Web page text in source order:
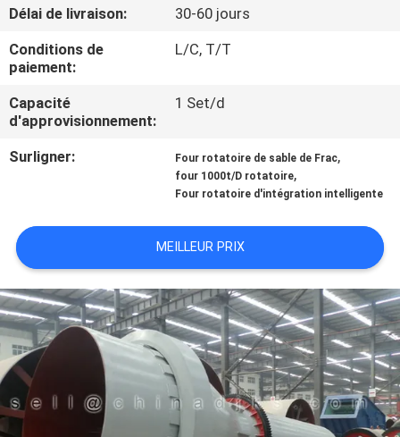
CONTRÔLE
DE
QUALITÉ
CONTACTEZ-
NOUS
NOUVELLES
CAS
PLAN
DU
SITE
Délai de livraison:
30-60 jours
Conditions de
paiement:
L/C, T/T
Capacité
d'approvisionnement:
1 Set/d
Surligner: Four rotatoire de sable de Frac,
four 1000t/D rotatoire,
Four rotatoire d'intégration intelligente
MEILLEUR PRIX